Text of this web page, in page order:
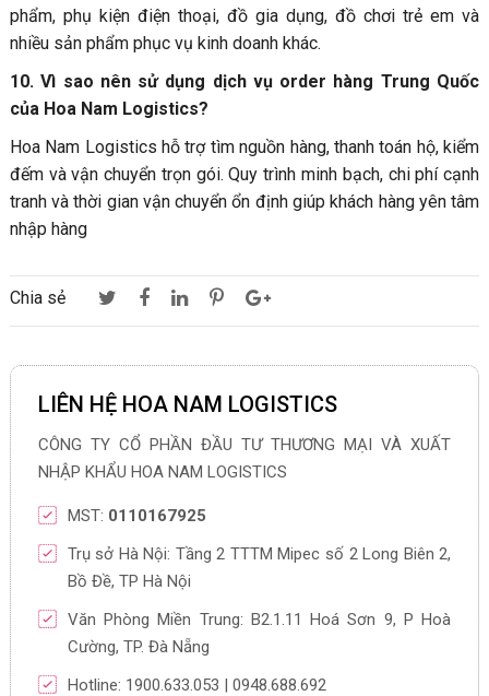
phẩm, phụ kiện điện thoại, đồ gia dụng, đồ chơi trẻ em và
nhiều sản phẩm phục vụ kinh doanh khác.
10. Vì sao nên sử dụng dịch vụ order hàng Trung Quốc
của Hoa Nam Logistics?
Hoa Nam Logistics hỗ trợ tìm nguồn hàng, thanh toán hộ, kiểm
đếm và vận chuyển trọn gói. Quy trình minh bạch, chi phí cạnh
tranh và thời gian vận chuyển ổn định giúp khách hàng yên tâm
nhập hàng
Chia sẻ
LIÊN HỆ HOA NAM LOGISTICS
CÔNG TY CỔ PHẦN ĐẦU TƯ THƯƠNG MẠI VÀ XUẤT
NHẬP KHẨU HOA NAM LOGISTICS
MST: 0110167925
Trụ sở Hà Nội: Tầng 2 TTTM Mipec số 2 Long Biên 2,
Bồ Đề, TP Hà Nội
Văn Phòng Miền Trung: B2.1.11 Hoá Sơn 9, P Hoà
Cường, TP. Đà Nẵng
Hotline: 1900.633.053 | 0948.688.692